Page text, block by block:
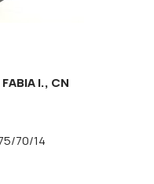
I., CN
70/14